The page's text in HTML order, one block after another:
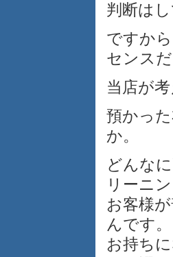
判断はし
ですか
センス
当店が
預かっ
か。
どんな
リーニ
お客様
んです。
お持ち